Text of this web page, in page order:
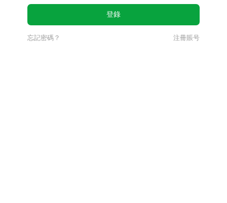
忘記密碼？ 注冊賬号